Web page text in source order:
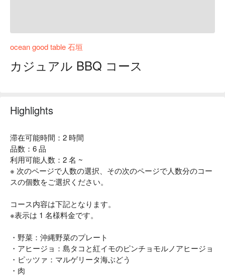
ocean good table 石垣
カジュアル BBQ コース
Highlights
滞在可能時間：2 時間
品数：6 品
利用可能人数：2 名 ~
※ 次のページで人数の選択、その次のページで人数分のコー
スの個数をご選択ください。
コース内容は下記となります。
※表示は 1 名様料金です。
・野菜：沖縄野菜のプレート
・アヒージョ：島タコと紅イモのピンチョモルノアヒージョ
・ピッツァ：マルゲリータ海ぶどう
・肉